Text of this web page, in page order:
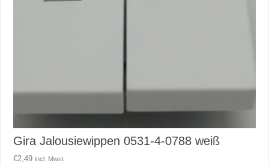
Gira Jalousiewippen 0531-4-0788 weiß
€2,49 incl. Mwst